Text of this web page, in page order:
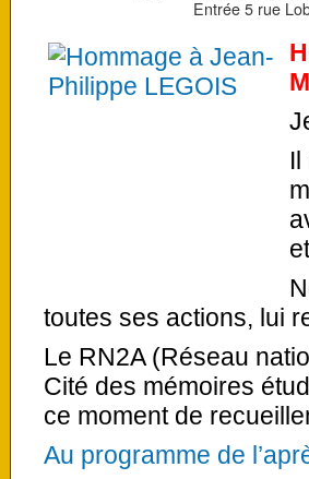
Entrée 5 rue
Il
toutes ses actions, lui
Le RN2A (Réseau
Cité des mémoires
ce moment de
Au programme de